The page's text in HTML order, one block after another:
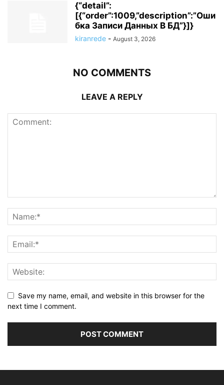
{“detail”:
[{“order”:1009,”description”:”Оши
бка Записи Данных В БД”}]}
kiranrede - August 3, 2026
NO COMMENTS
LEAVE A REPLY
Save my name, email, and website in this browser for the
next time I comment.